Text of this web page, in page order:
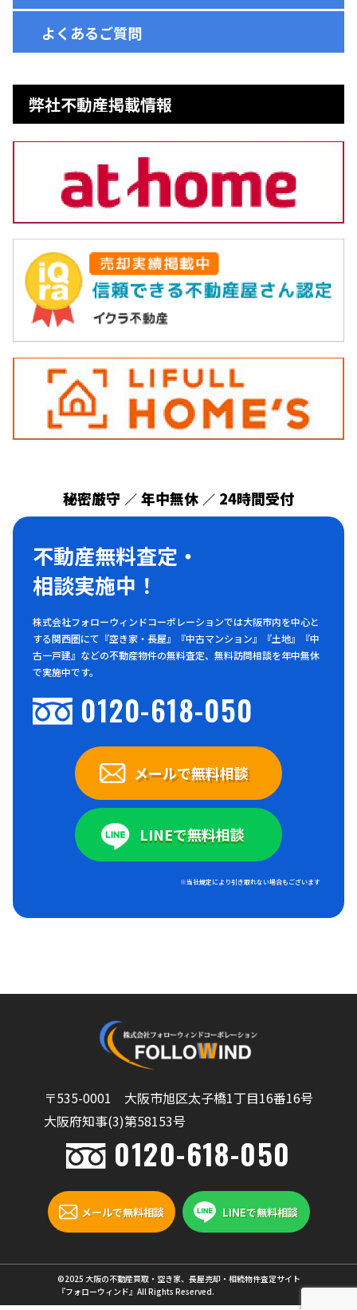
よくあるご質問
弊社不動産掲載情報
秘密厳守 ／ 年中無休 ／ 24時間受付
不動産無料査定・
相談実施中！
株式会社フォローウィンドコーポレーションでは大阪市内を中心と
する関西圏にて『空き家・長屋』『中古マンション』『土地』『中
古一戸建』などの不動産物件の無料査定、無料訪問相談を年中無休
で実施中です。
0120-618-050
メールで無料相談
LINEで無料相談
※当社規定により引き取れない場合もございます
〒535-0001 大阪市旭区太子橋1丁目16番16号
大阪府知事(3)第58153号
0120-618-050
メールで無料相談 LINEで無料相談
©2025 大阪の不動産買取・空き家、長屋売却・相続物件査定サイト
『フォローウィンド』All Rights Reserved.